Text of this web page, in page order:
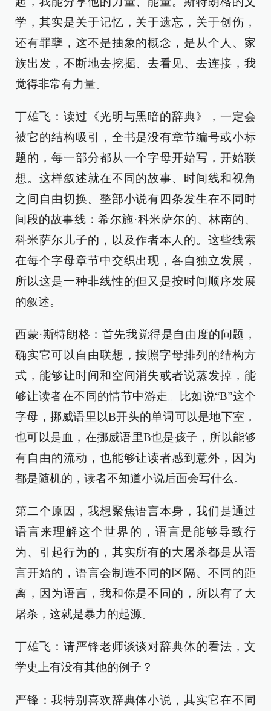
学，其实是关于记忆，关于遗忘，关于创伤，
还有罪孽，这不是抽象的概念，是从个人、家
族出发，不断地去挖掘、去看见、去连接，我
觉得非常有力量。
丁雄飞：读过《光明与黑暗的辞典》，一定会
被它的结构吸引，全书是没有章节编号或小标
题的，每一部分都从一个字母开始写，开始联
想。这样叙述就在不同的故事、时间线和视角
之间自由切换。整部小说有四条发生在不同时
间段的故事线：希尔施·科米萨尔的、林南的、
科米萨尔儿子的，以及作者本人的。这些线索
在每个字母章节中交织出现，各自独立发展，
所以这是一种非线性的但又是按时间顺序发展
的叙述。
西蒙·斯特朗格：首先我觉得是自由度的问题，
确实它可以自由联想，按照字母排列的结构方
式，能够让时间和空间消失或者说蒸发掉，能
够让读者在不同的情节中游走。比如说“B”这个
字母，挪威语里以B开头的单词可以是地下室，
也可以是血，在挪威语里B也是孩子，所以能够
有自由的流动，也能够让读者感到意外，因为
都是随机的，读者不知道小说后面会写什么。
第二个原因，我想聚焦语言本身，我们是通过
语言来理解这个世界的，语言是能够导致行
为、引起行为的，其实所有的大屠杀都是从语
言开始的，语言会制造不同的区隔、不同的距
离，因为语言，我和你是不同的，所以有了大
屠杀，这就是暴力的起源。
丁雄飞：请严锋老师谈谈对辞典体的看法，文
学史上有没有其他的例子？
严锋：我特别喜欢辞典体小说，其实它在不同